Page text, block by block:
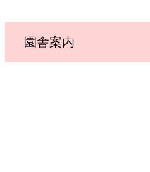
園舎案内